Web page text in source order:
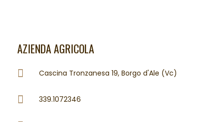
AZIENDA AGRICOLA
Cascina Tronzanesa 19, Borgo d'Ale (Vc)
339.1072346